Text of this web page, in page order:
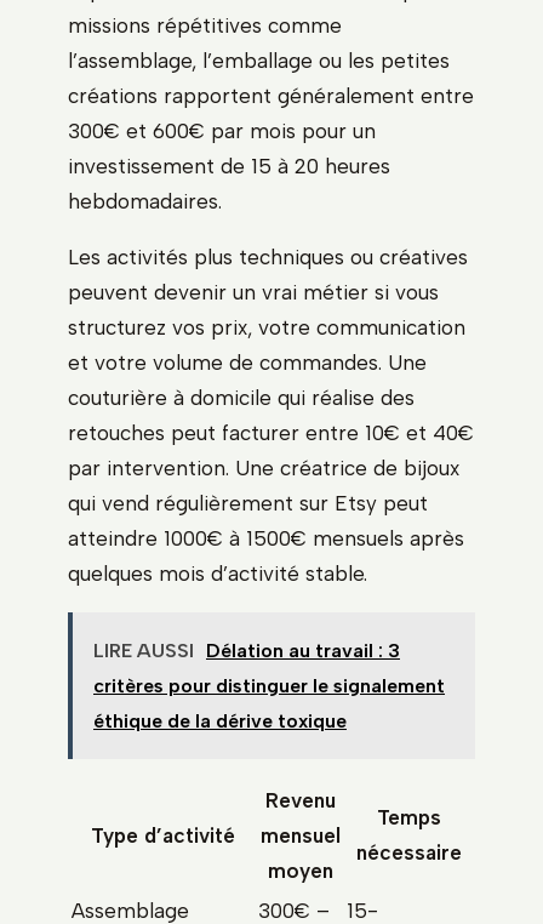
missions répétitives comme
l’assemblage, l’emballage ou les petites
créations rapportent généralement entre
300€ et 600€ par mois pour un
investissement de 15 à 20 heures
hebdomadaires.
Les activités plus techniques ou créatives
peuvent devenir un vrai métier si vous
structurez vos prix, votre communication
et votre volume de commandes. Une
couturière à domicile qui réalise des
retouches peut facturer entre 10€ et 40€
par intervention. Une créatrice de bijoux
qui vend régulièrement sur Etsy peut
atteindre 1000€ à 1500€ mensuels après
quelques mois d’activité stable.
LIRE AUSSI
Délation au travail : 3
critères pour distinguer le signalement
éthique de la dérive toxique
Type d’activité
Revenu
mensuel
moyen
Temps
nécessaire
Assemblage
300€ –
15-